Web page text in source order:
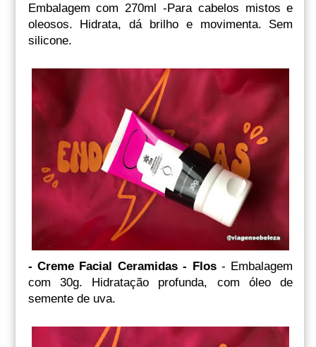
Embalagem com 270ml -Para cabelos mistos e
oleosos. Hidrata, dá brilho e movimenta. Sem
silicone.
- Creme Facial Ceramidas - Flos- Embalagem
com 30g. Hidratação profunda, com óleo de
semente de uva.